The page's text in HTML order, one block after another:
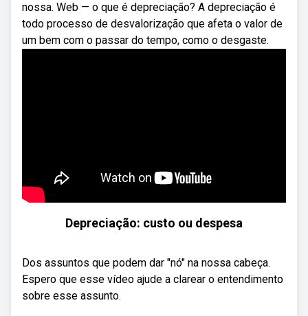
nossa. Web — o que é depreciação? A depreciação é
todo processo de desvalorização que afeta o valor de
um bem com o passar do tempo, como o desgaste.
Depreciação: custo ou despesa
Dos assuntos que podem dar "nó" na nossa cabeça.
Espero que esse vídeo ajude a clarear o entendimento
sobre esse assunto.